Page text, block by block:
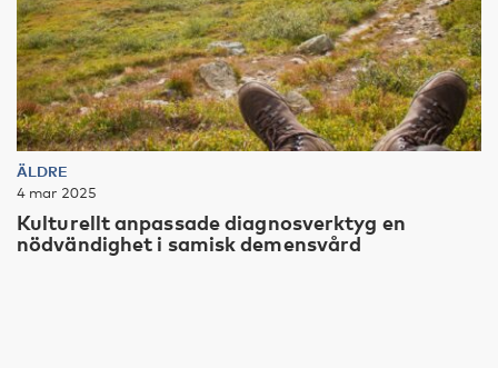
ÄLDRE
4 mar 2025
Kulturellt anpassade diagnosverktyg en
nödvändighet i samisk demensvård